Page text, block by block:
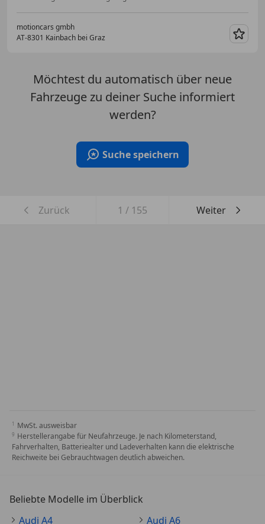
motioncars gmbh
AT-8301 Kainbach bei Graz
Möchtest du automatisch über neue
Fahrzeuge zu deiner Suche informiert
werden?
Suche speichern
Zurück 1 / 155 Weiter
MwSt. ausweisbar
Herstellerangabe für Neufahrzeuge. Je nach Kilometerstand,
Fahrverhalten, Batteriealter und Ladeverhalten kann die elektrische
Reichweite bei Gebrauchtwagen deutlich abweichen.
Beliebte Modelle im Überblick
Audi A4
Audi A6